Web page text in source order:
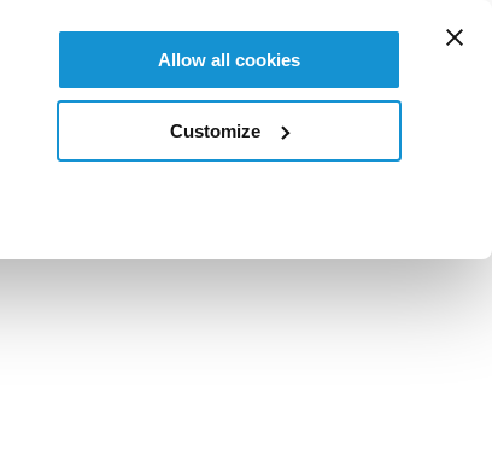
Allow all cookies
Customize